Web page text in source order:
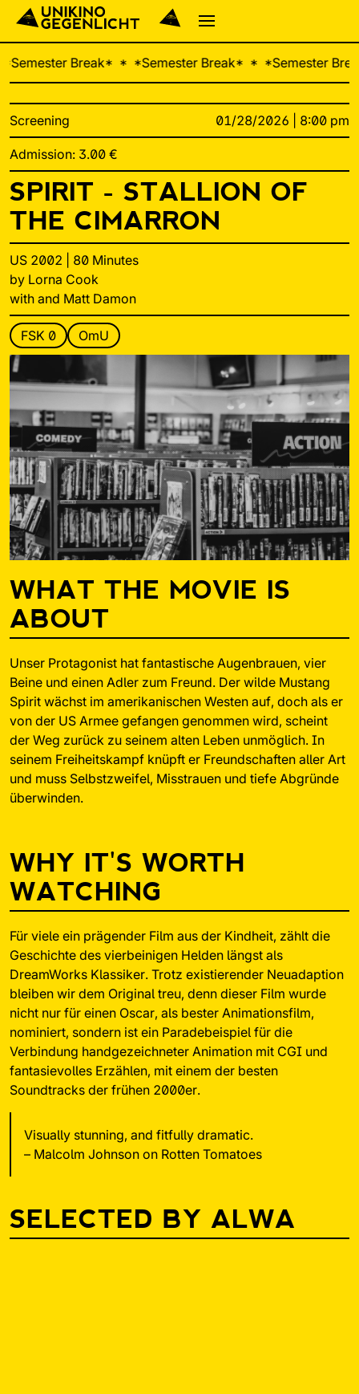
Semester Break  Semester Break  Semester Break
Screening 01/28/2026 | 8:00 pm
Admission: 3.00 €
SPIRIT - STALLION OF
THE CIMARRON
US 2002 | 80 Minutes
by Lorna Cook
with and Matt Damon
FSK 0 OmU
WHAT THE MOVIE IS
ABOUT
Unser Protagonist hat fantastische Augenbrauen, vier
Beine und einen Adler zum Freund. Der wilde Mustang
Spirit wächst im amerikanischen Westen auf, doch als er
von der US Armee gefangen genommen wird, scheint
der Weg zurück zu seinem alten Leben unmöglich. In
seinem Freiheitskampf knüpft er Freundschaften aller Art
und muss Selbstzweifel, Misstrauen und tiefe Abgründe
überwinden.
WHY IT'S WORTH
WATCHING
Für viele ein prägender Film aus der Kindheit, zählt die
Geschichte des vierbeinigen Helden längst als
DreamWorks Klassiker. Trotz existierender Neuadaption
bleiben wir dem Original treu, denn dieser Film wurde
nicht nur für einen Oscar, als bester Animationsfilm,
nominiert, sondern ist ein Paradebeispiel für die
Verbindung handgezeichneter Animation mit CGI und
fantasievolles Erzählen, mit einem der besten
Soundtracks der frühen 2000er.
Visually stunning, and fitfully dramatic.
– Malcolm Johnson on Rotten Tomatoes
SELECTED BY ALWA